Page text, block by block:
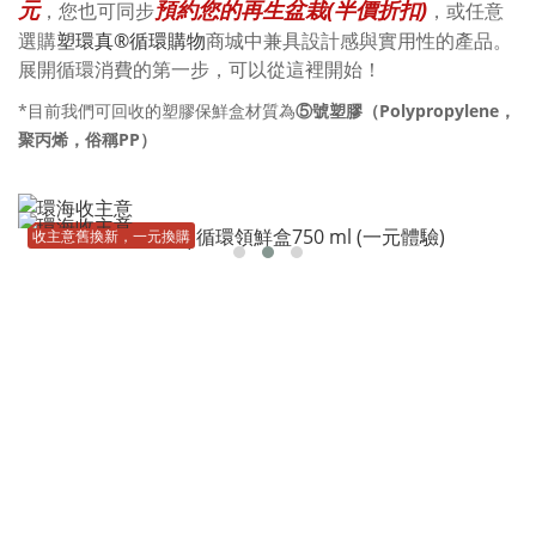
元，您也可同步預約您的再生盆栽(半價折扣) ，或任意
選購塑環真®循環購物商城中兼具設計感與實用性的產品。
展開循環消費的第一步，可以從這裡開始！
*目前我們可回收的塑膠保鮮盒材質為⑤號塑膠（Polypropylene，
聚丙烯，俗稱PP）
收主意舊換新，一元換購